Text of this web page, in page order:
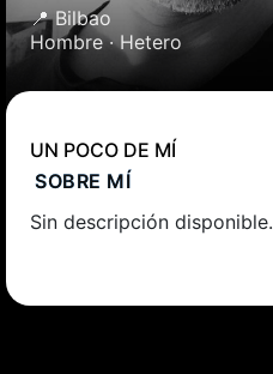
📍Bilbao
Hombre ·Hetero
UN POCO DE MÍ
SOBRE MÍ
Sin descripción disponible.